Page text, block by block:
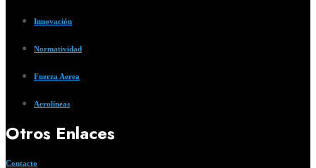
Innovación
Normatividad
Fuerza Aerea
Aerolíneas
Otros Enlaces
Contacto